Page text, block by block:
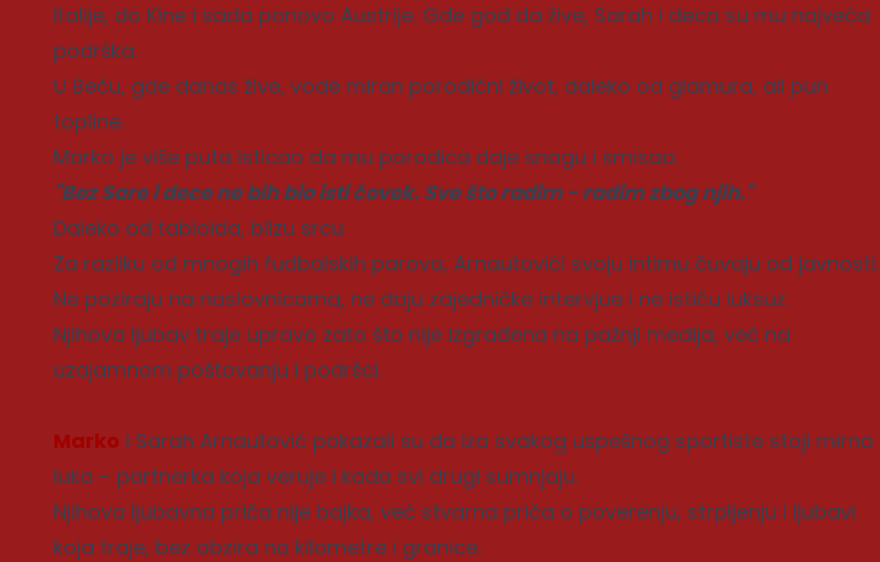
Italije, do Kine i sada ponovo Austrije. Gde god da žive, Sarah i deca su mu najveća
podrška.
U Beču, gde danas žive, vode miran porodični život, daleko od glamura, ali pun
topline.
Marko je više puta isticao da mu porodica daje snagu i smisao:
"Bez Sare i dece ne bih bio isti čovek. Sve što radim - radim zbog njih."
Daleko od tabloida, blizu srcu
Za razliku od mnogih fudbalskih parova, Arnautovići svoju intimu čuvaju od javnosti.
Ne poziraju na naslovnicama, ne daju zajedničke intervjue i ne ističu luksuz.
Njihova ljubav traje upravo zato što nije izgrađena na pažnji medija, već na
uzajamnom poštovanju i podršci.
Marko i Sarah Arnautović pokazali su da iza svakog uspešnog sportiste stoji mirna
luka – partnerka koja veruje i kada svi drugi sumnjaju.
Njihova ljubavna priča nije bajka, već stvarna priča o poverenju, strpljenju i ljubavi
koja traje, bez obzira na kilometre i granice.